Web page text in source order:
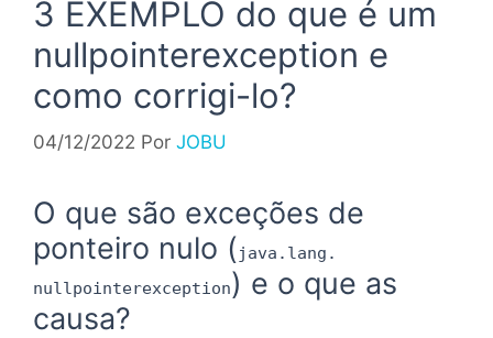
3 EXEMPLO do que é um
nullpointerexception e
como corrigi-lo?
04/12/2022 Por JOBU
O que são exceções de
ponteiro nulo (java.lang.
nullpointerexception) e o que as
causa?